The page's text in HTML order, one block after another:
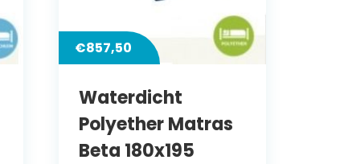
€857,50
Waterdicht
Polyether Matras
Beta 180x195